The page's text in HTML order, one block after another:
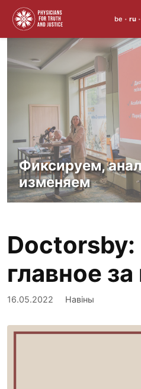
to
content
be • ru •
Фиксируем,
изменяем
главное
16.05.2022 Навіны